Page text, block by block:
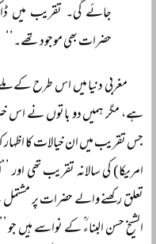
جائے گی۔ تقریب میں
حضرات بھی موجود تھے۔‘‘
مغربی دنیا میں اس طرح کے ملے
ہے، مگر ہمیں دو باتوں نے اس
جس تقریب میں ان خیالات کا
امریکا) کی سالانہ تقریب تھی اور
تعلق رکھنے والے حضرات پر
الشیخ حسن البناءؒ کے نواسے ہیں